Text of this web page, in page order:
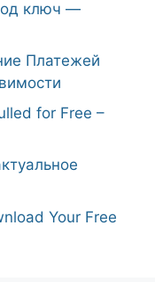
ключ —
Платежей
for Free –
Your Free